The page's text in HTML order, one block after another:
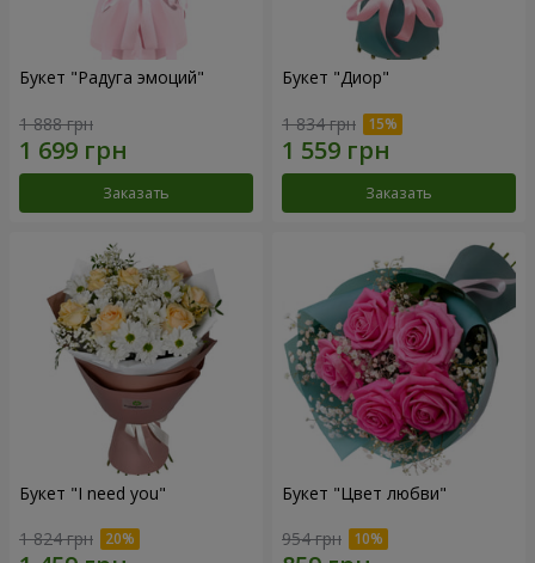
Букет "Радуга эмоций"
1 888 грн
Заказать
Букет "Диор"
1 834 грн
Заказать
Букет "I need you"
1 824 грн
Букет "Цвет любви"
954 грн